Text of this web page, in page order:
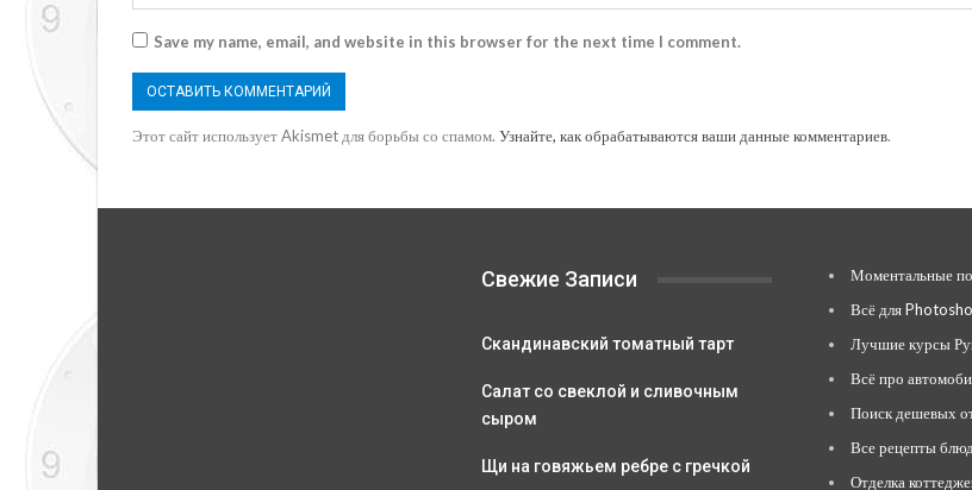
Save my name, email, and website in this browser for the next time I comment.
Этот сайт использует Akismet для борьбы со спамом. Узнайте, как обрабатываются ваши данные комментариев.
Свежие Записи
Скандинавский томатный тарт
Салат со свеклой и сливочным
сыром
Щи на говяжьем ребре с гречкой
Моментальные
Всё для
Лучшие курсы
Всё про
Поиск дешевых
Все рецепты блюд
Отделка